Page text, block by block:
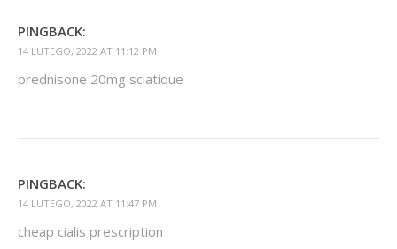
PINGBACK:
14 LUTEGO, 2022 AT 11:12 PM
prednisone 20mg sciatique
PINGBACK:
14 LUTEGO, 2022 AT 11:47 PM
cheap cialis prescription